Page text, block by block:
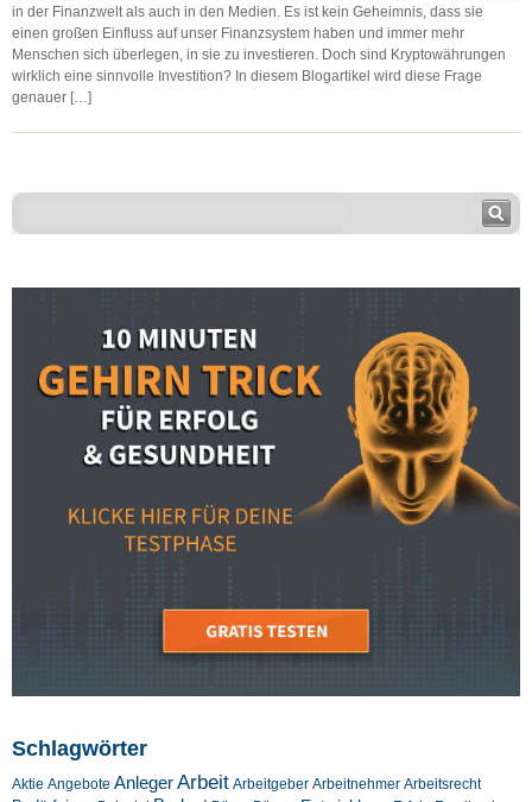
in der Finanzwelt als auch in den Medien. Es ist kein Geheimnis, dass sie
einen großen Einfluss auf unser Finanzsystem haben und immer mehr
Menschen sich überlegen, in sie zu investieren. Doch sind Kryptowährungen
wirklich eine sinnvolle Investition? In diesem Blogartikel wird diese Frage
genauer […]
Schlagwörter
Aktie Angebote AnlegerArbeit Arbeitgeber Arbeitnehmer Arbeitsrecht